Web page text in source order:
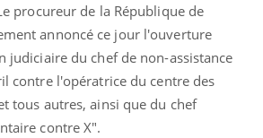
procureur de la République de
annoncé ce jour l'ouverture
judiciaire du chef de non-assistance
contre l'opératrice du centre des
tous autres, ainsi que du chef
contre X".